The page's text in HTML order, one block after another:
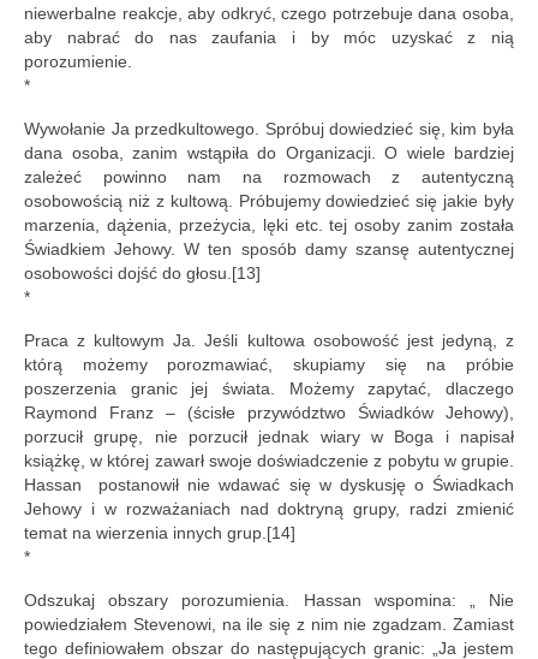
niewerbalne reakcje, aby odkryć, czego potrzebuje dana osoba,
aby nabrać do nas zaufania i by móc uzyskać z nią
porozumienie.
*
Wywołanie Ja przedkultowego. Spróbuj dowiedzieć się, kim była
dana osoba, zanim wstąpiła do Organizacji. O wiele bardziej
zależeć powinno nam na rozmowach z autentyczną
osobowością niż z kultową. Próbujemy dowiedzieć się jakie były
marzenia, dążenia, przeżycia, lęki etc. tej osoby zanim została
Świadkiem Jehowy. W ten sposób damy szansę autentycznej
osobowości dojść do głosu.[13]
*
Praca z kultowym Ja. Jeśli kultowa osobowość jest jedyną, z
którą możemy porozmawiać, skupiamy się na próbie
poszerzenia granic jej świata. Możemy zapytać, dlaczego
Raymond Franz – (ścisłe przywództwo Świadków Jehowy),
porzucił grupę, nie porzucił jednak wiary w Boga i napisał
książkę, w której zawarł swoje doświadczenie z pobytu w grupie.
Hassan postanowił nie wdawać się w dyskusję o Świadkach
Jehowy i w rozważaniach nad doktryną grupy, radzi zmienić
temat na wierzenia innych grup.[14]
*
Odszukaj obszary porozumienia. Hassan wspomina: „ Nie
powiedziałem Stevenowi, na ile się z nim nie zgadzam. Zamiast
tego definiowałem obszar do następujących granic: „Ja jestem